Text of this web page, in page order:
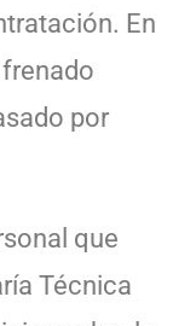
En
por
que
Técnica